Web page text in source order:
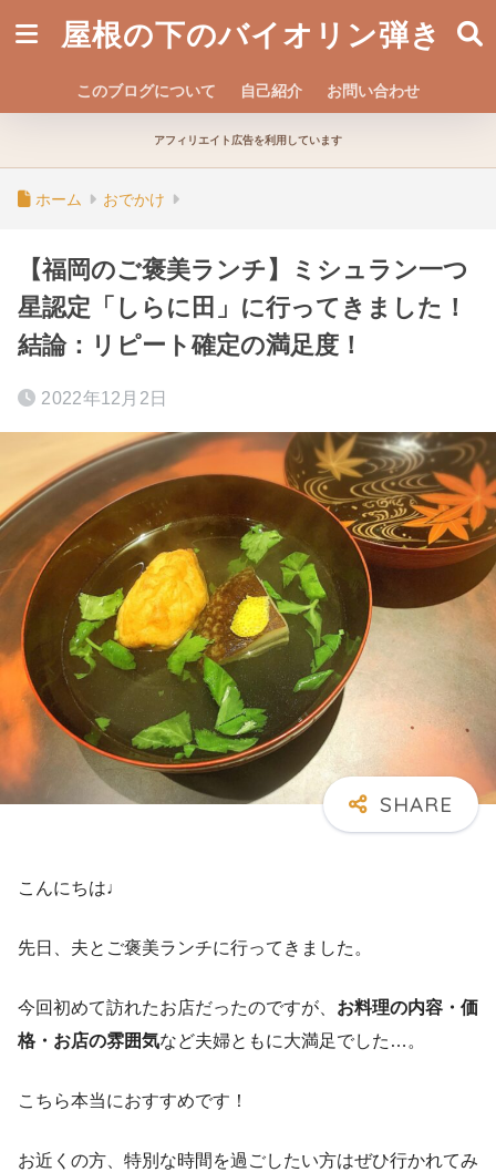
屋根の下のバイオリン弾き
このブログについて 自己紹介 お問い合わせ
アフィリエイト広告を利用しています
ホーム おでかけ
【福岡のご褒美ランチ】ミシュラン一つ
星認定「しらに田」に行ってきました！
結論：リピート確定の満足度！
2022年12月2日
こんにちは♩
先日、夫とご褒美ランチに行ってきました。
今回初めて訪れたお店だったのですが、 お料理の内容・価
格・お店の雰囲気など夫婦ともに大満足でした…。
こちら本当におすすめです！
お近くの方、特別な時間を過ごしたい方はぜひ行かれてみ